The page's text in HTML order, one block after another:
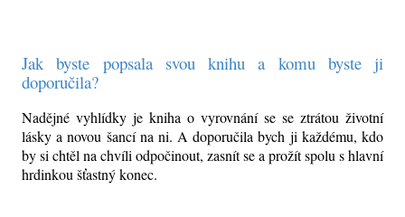
Jak byste popsala svou knihu a komu byste ji
doporučila?
Nadějné vyhlídky je kniha o vyrovnání se se ztrátou životní
lásky a novou šancí na ni. A doporučila bych ji každému, kdo
by si chtěl na chvíli odpočinout, zasnít se a prožít spolu s hlavní
hrdinkou šťastný konec.